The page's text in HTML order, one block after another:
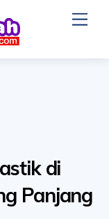
di
Panjang